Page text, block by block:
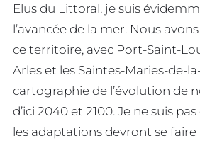
Elus du Littoral, je suis
l’avancée de la mer. Nous
ce territoire, avec Port-Saint-
Arles et les Saintes-Maries-de-
cartographie de l’évolution de
d’ici 2040 et 2100. Je ne suis
les adaptations devront se faire